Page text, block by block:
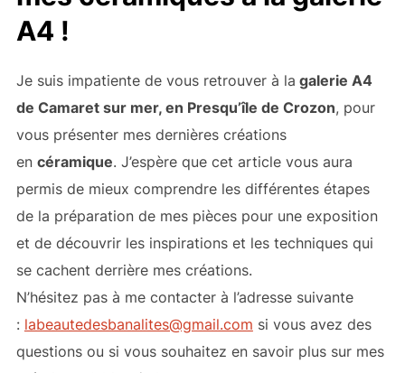
A4 !
Je suis impatiente de vous retrouver à la galerie A4
de Camaret sur mer, en Presqu’île de Crozon, pour
vous présenter mes dernières créations
en céramique. J’espère que cet article vous aura
permis de mieux comprendre les différentes étapes
de la préparation de mes pièces pour une exposition
et de découvrir les inspirations et les techniques qui
se cachent derrière mes créations.
N’hésitez pas à me contacter à l’adresse suivante
: labeautedesbanalites@gmail.com si vous avez des
questions ou si vous souhaitez en savoir plus sur mes